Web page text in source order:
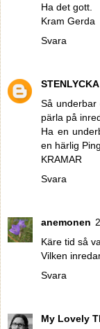
Ha det gott.
Kram Gerda
Svara
STENLYCKA
Så underbar
pärla på
Ha en
en härlig
KRAMAR
Svara
anemonen
Käre tid så
Vilken
Svara
My Lovely